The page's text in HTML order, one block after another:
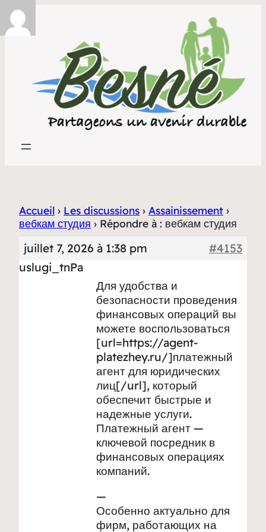
Accueil › Les discussions › Assainissement ›
вебкам студия › Répondre à : вебкам студия
juillet 7, 2026 à 1:38 pm
#4153
uslugi_tnPa
Для удобства и
безопасности проведения
финансовых операций вы
можете воспользоваться
[url=https://agent-
platezhey.ru/]платежный
агент для юридических
лиц[/url], который
обеспечит быстрые и
надежные услуги.
Платежный агент —
ключевой посредник в
финансовых операциях
компаний.
—
Особенно актуально для
фирм, работающих на